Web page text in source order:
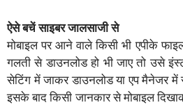
ऐसे बचें साइबर जालसाजी से
मोबाइल पर आने वाले किसी भी एपीके
गलती से डाउनलोड हो भी जाए तो उसे
सेटिंग में जाकर डाउनलोड या एप मैनेजर में
इसके बाद किसी जानकार से मोबाइल